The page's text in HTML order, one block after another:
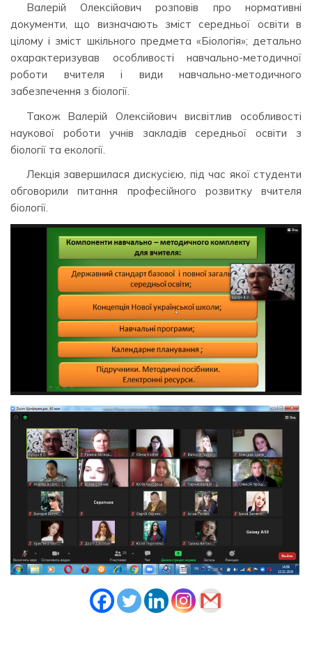
Валерій Олексійович розповів про нормативні
документи, що визначають зміст середньої освіти в
цілому і зміст шкільного предмета «Біологія»; детально
охарактеризував особливості навчально-методичної
роботи вчителя і види навчально-методичного
забезпечення з біології.
Також Валерій Олексійович висвітлив особливості
наукової роботи учнів закладів середньої освіти з
біології та екології.
Лекція завершилася дискусією, під час якої студенти
обговорили питання професійного розвитку вчителя
біології.